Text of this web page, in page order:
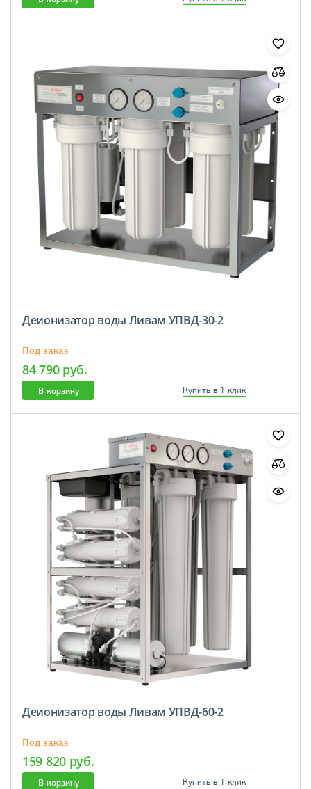
Деионизатор воды Ливам УПВД-30-2
Под заказ
84 790 руб.
В корзину Купить в 1 клик
Деионизатор воды Ливам УПВД-60-2
Под заказ
159 820 руб.
В корзину Купить в 1 клик